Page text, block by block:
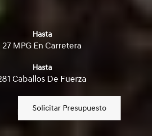
Hasta
27 MPG En Carretera
Hasta
Caballos De Fuerza
HTRAC AWD
Solicitar Presupuesto